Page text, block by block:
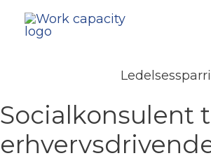
Socialkonsulent